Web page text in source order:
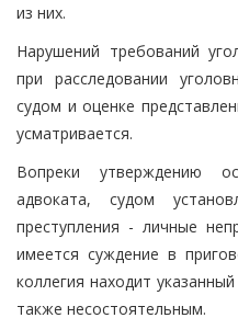
из них.
Нарушений требований
при расследовании
судом и оценке
усматривается.
Вопреки утверждению
адвоката, судом
преступления - личные
имеется суждение в
коллегия находит
также несостоятельным.